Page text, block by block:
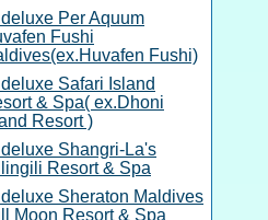
Per Aquum
Fushi
Fushi)
Safari Island
& Spa( ex.Dhoni
Resort )
Shangri-La's
Resort & Spa
Sheraton Maldives
Moon Resort & Spa